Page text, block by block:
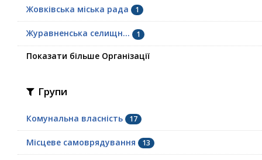
Жовківська міська рада 1
Журавненська селищн... 1
Показати більше Організації
Групи
Комунальна власність 17
Місцеве самоврядування 13